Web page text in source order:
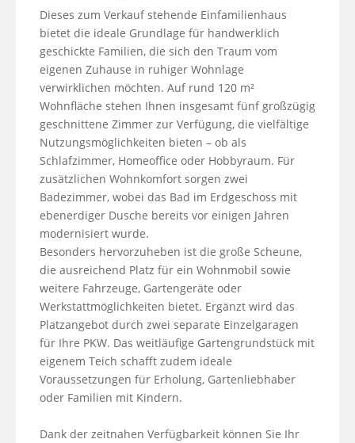
Dieses zum Verkauf stehende Einfamilienhaus
bietet die ideale Grundlage für handwerklich
geschickte Familien, die sich den Traum vom
eigenen Zuhause in ruhiger Wohnlage
verwirklichen möchten. Auf rund 120 m²
Wohnfläche stehen Ihnen insgesamt fünf großzügig
geschnittene Zimmer zur Verfügung, die vielfältige
Nutzungsmöglichkeiten bieten – ob als
Schlafzimmer, Homeoffice oder Hobbyraum. Für
zusätzlichen Wohnkomfort sorgen zwei
Badezimmer, wobei das Bad im Erdgeschoss mit
ebenerdiger Dusche bereits vor einigen Jahren
modernisiert wurde.
Besonders hervorzuheben ist die große Scheune,
die ausreichend Platz für ein Wohnmobil sowie
weitere Fahrzeuge, Gartengeräte oder
Werkstattmöglichkeiten bietet. Ergänzt wird das
Platzangebot durch zwei separate Einzelgaragen
für Ihre PKW. Das weitläufige Gartengrundstück mit
eigenem Teich schafft zudem ideale
Voraussetzungen für Erholung, Gartenliebhaber
oder Familien mit Kindern.
Dank der zeitnahen Verfügbarkeit können Sie Ihr